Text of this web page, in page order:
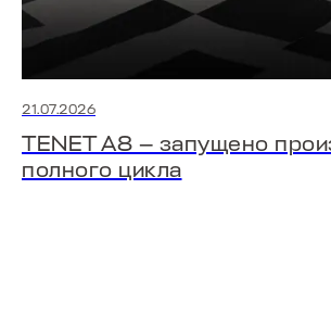
21.07.2026
TENET A8 — запущено
полного цикла